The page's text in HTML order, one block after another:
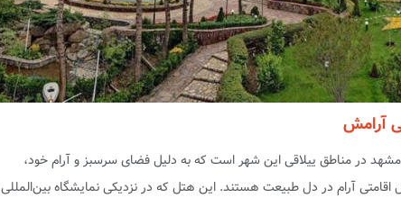
آرامش
در مناطق ییلاقی این شهر است که به دلیل فضای سرسبز و آرام خود،
اقامتی آرام در دل طبیعت هستند. این هتل که در نزدیکی نمایشگاه بین‌المللی